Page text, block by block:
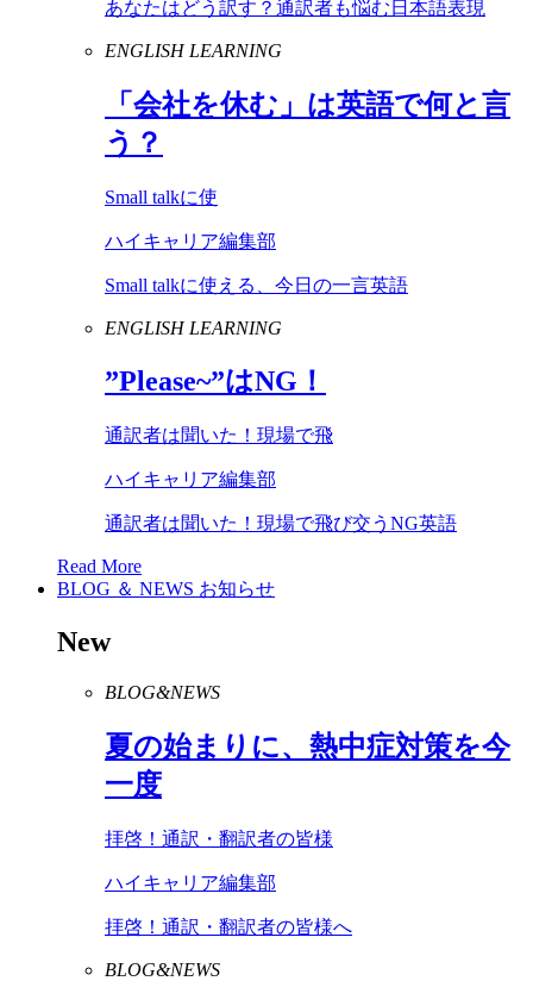
あなたはどう訳す？通訳者も悩む日本語表現
ENGLISH LEARNING
「会社を休む」は英語で何と言
う？
Small talkに使
ハイキャリア編集部
Small talkに使える、今日の一言英語
ENGLISH LEARNING
”Please~”はNG ！
通訳者は聞いた！現場で飛
ハイキャリア編集部
通訳者は聞いた！現場で飛び交うNG英語
Read More
BLOG ＆ NEWS お知らせ
New
BLOG&NEWS
夏の始まりに、熱中症対策を今
一度
拝啓！通訳・翻訳者の皆様
ハイキャリア編集部
拝啓！通訳・翻訳者の皆様へ
BLOG&NEWS